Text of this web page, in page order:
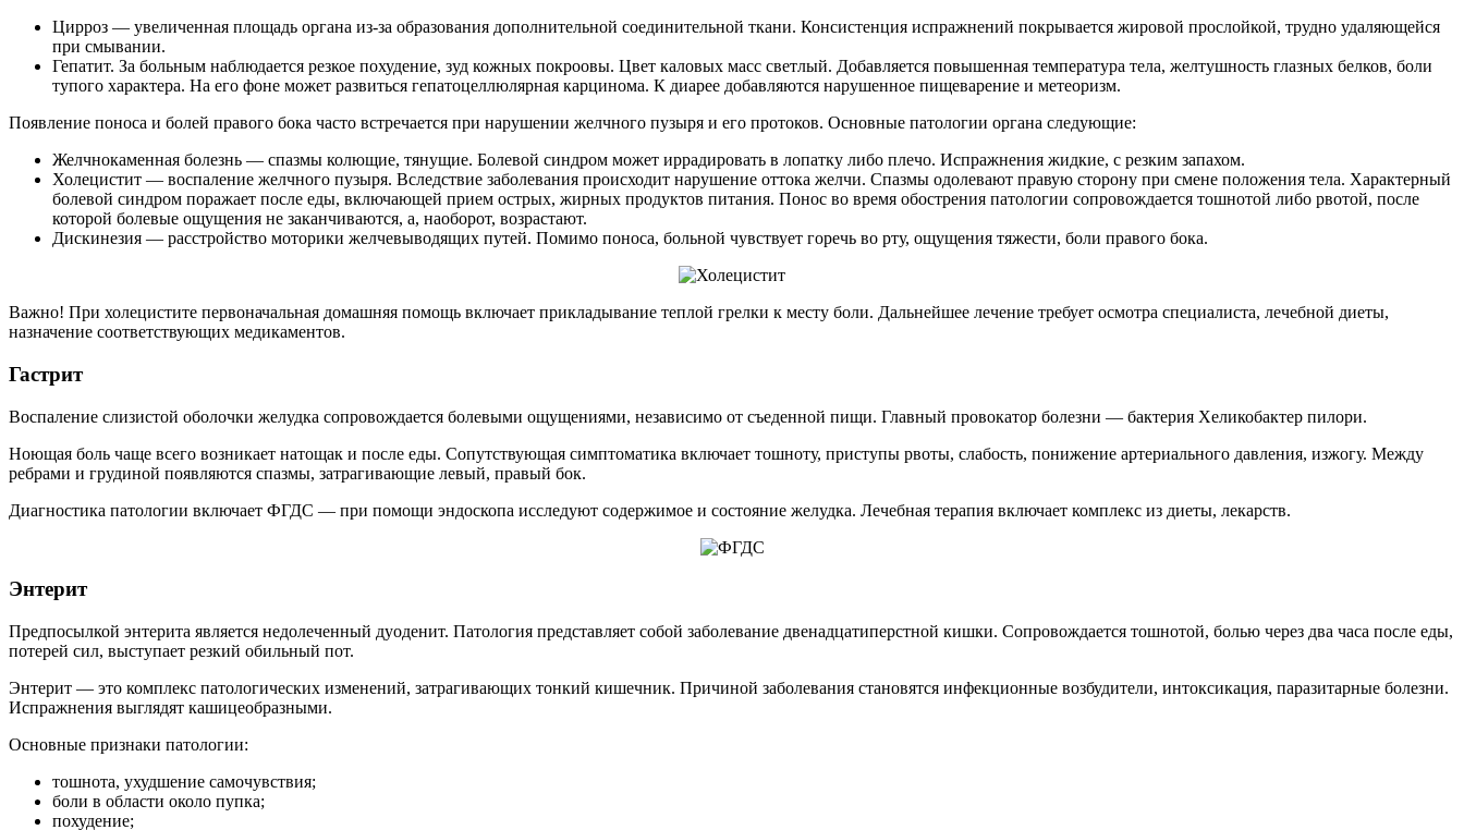
Цирроз — увеличенная площадь органа из-за образования дополнительной соединительной ткани. Консистенция испражнений покрывается жировой прослойкой, трудно удаляющейся
при смывании.
Гепатит. За больным наблюдается резкое похудение, зуд кожных покроовы. Цвет каловых масс светлый. Добавляется повышенная температура тела, желтушность глазных белков, боли
тупого характера. На его фоне может развиться гепатоцеллюлярная карцинома. К диарее добавляются нарушенное пищеварение и метеоризм.
Появление поноса и болей правого бока часто встречается при нарушении желчного пузыря и его протоков. Основные патологии органа следующие:
Желчнокаменная болезнь — спазмы колющие, тянущие. Болевой синдром может иррадировать в лопатку либо плечо. Испражнения жидкие, с резким запахом.
Холецистит — воспаление желчного пузыря. Вследствие заболевания происходит нарушение оттока желчи. Спазмы одолевают правую сторону при смене положения тела. Характерный
болевой синдром поражает после еды, включающей прием острых, жирных продуктов питания. Понос во время обострения патологии сопровождается тошнотой либо рвотой, после
которой болевые ощущения не заканчиваются, а, наоборот, возрастают.
Дискинезия — расстройство моторики желчевыводящих путей. Помимо поноса, больной чувствует горечь во рту, ощущения тяжести, боли правого бока.
Важно! При холецистите первоначальная домашняя помощь включает прикладывание теплой грелки к месту боли. Дальнейшее лечение требует осмотра специалиста, лечебной диеты,
назначение соответствующих медикаментов.
Гастрит
Воспаление слизистой оболочки желудка сопровождается болевыми ощущениями, независимо от съеденной пищи. Главный провокатор болезни — бактерия Хеликобактер пилори.
Ноющая боль чаще всего возникает натощак и после еды. Сопутствующая симптоматика включает тошноту, приступы рвоты, слабость, понижение артериального давления, изжогу. Между
ребрами и грудиной появляются спазмы, затрагивающие левый, правый бок.
Диагностика патологии включает ФГДС — при помощи эндоскопа исследуют содержимое и состояние желудка. Лечебная терапия включает комплекс из диеты, лекарств.
Энтерит
Предпосылкой энтерита является недолеченный дуоденит. Патология представляет собой заболевание двенадцатиперстной кишки. Сопровождается тошнотой, болью через два часа после еды,
потерей сил, выступает резкий обильный пот.
Энтерит — это комплекс патологических изменений, затрагивающих тонкий кишечник. Причиной заболевания становятся инфекционные возбудители, интоксикация, паразитарные болезни.
Испражнения выглядят кашицеобразными.
Основные признаки патологии:
тошнота, ухудшение самочувствия;
боли в области около пупка;
похудение;